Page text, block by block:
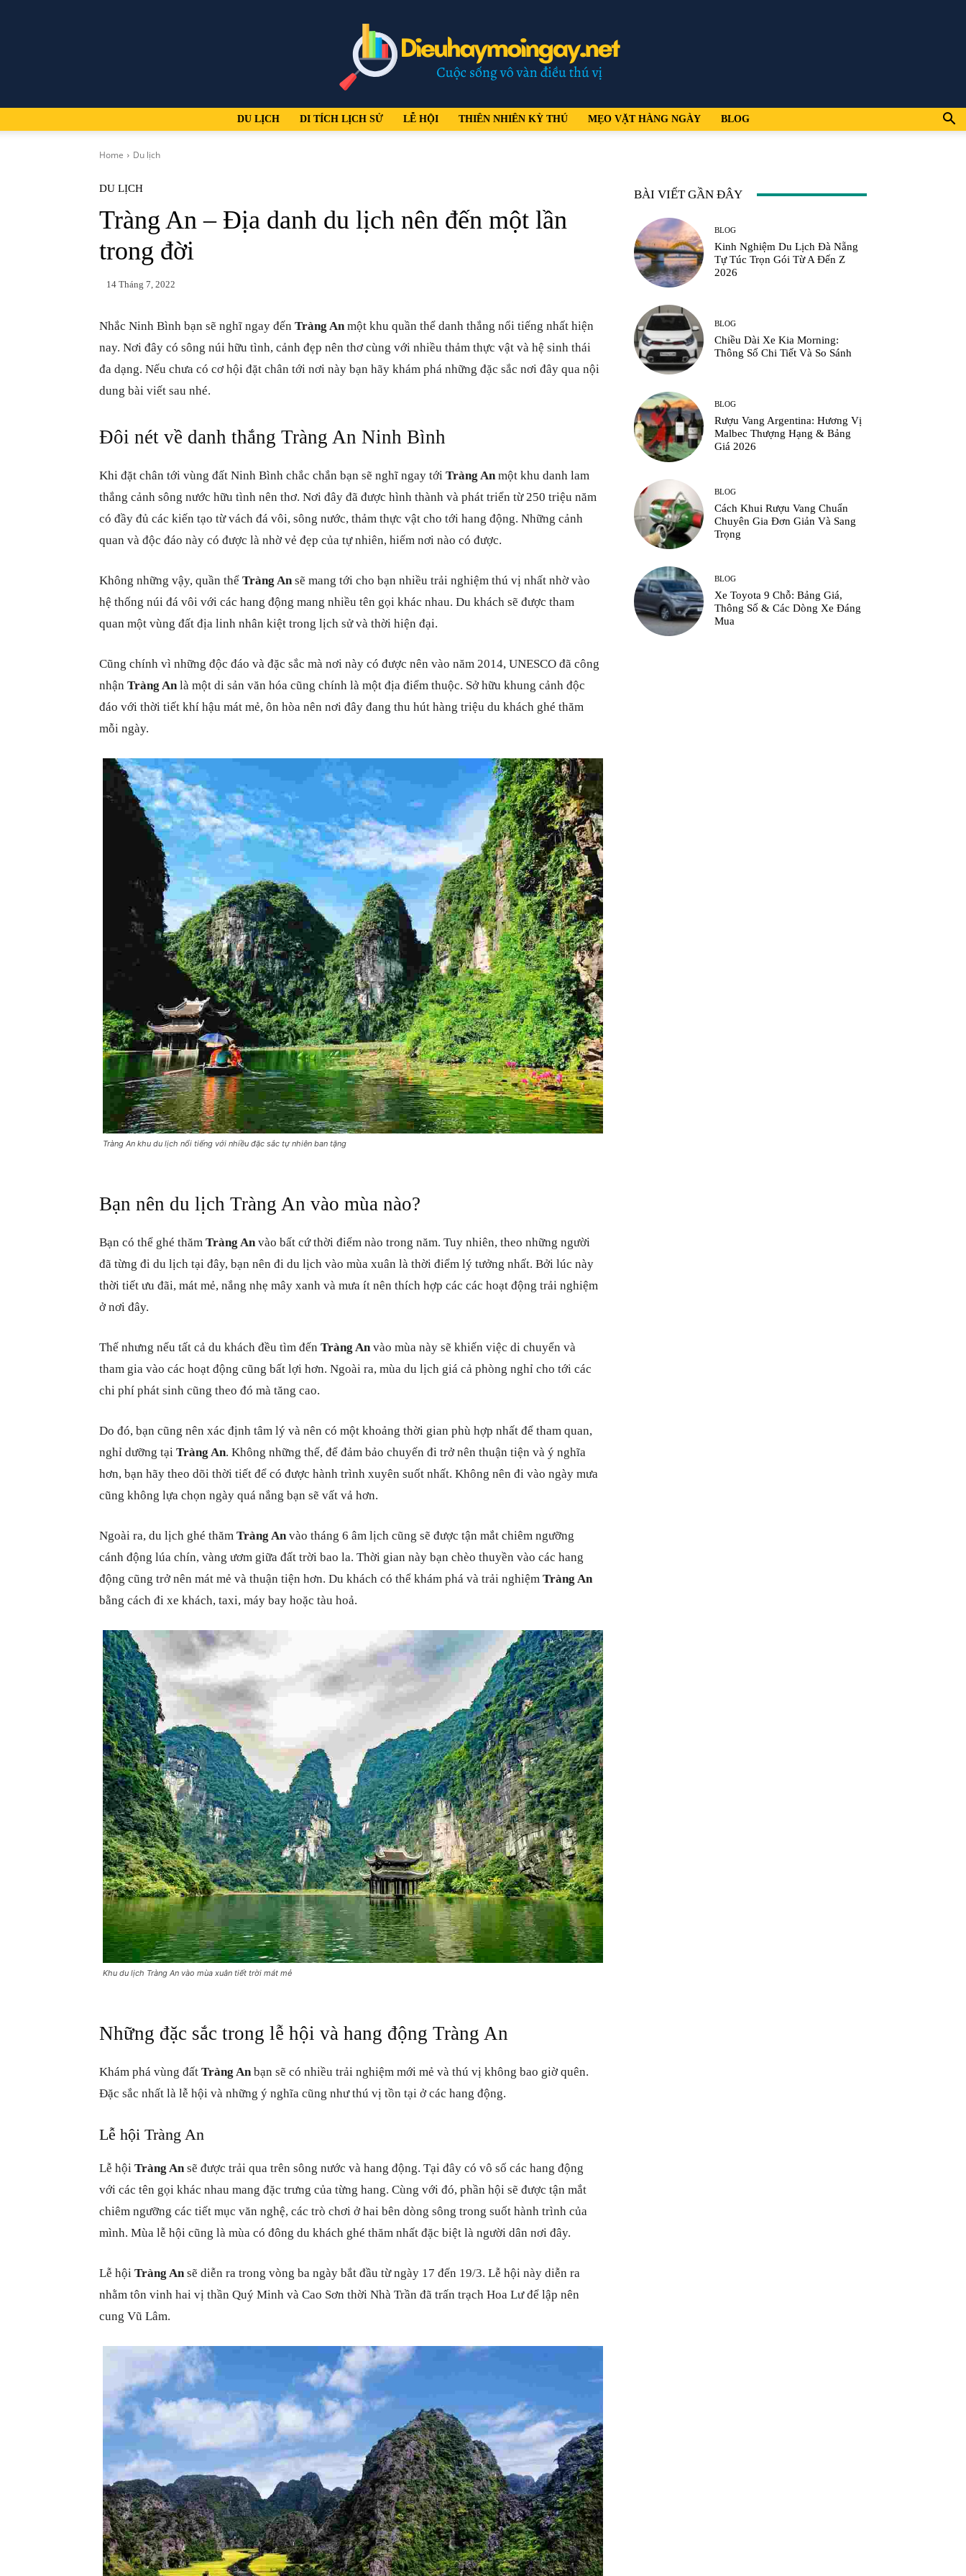
vô
điều
thú
vi
DU LỊCH DI TÍCH LỊCH SỬ LỄ HỘI THIÊN NHIÊN KỲ THÚ MẸO VẶT HÀNG NGÀY BLOG
Home Du lịch
DU LỊCH
Tràng An – Địa danh du lịch nên đến một lần
trong đời
14 Tháng 7, 2022
Nhắc Ninh Bình bạn sẽ nghĩ ngay đến Tràng An một khu quần thể danh thắng nổi tiếng nhất hiện
nay. Nơi đây có sông núi hữu tình, cảnh đẹp nên thơ cùng với nhiều thảm thực vật và hệ sinh thái
đa dạng. Nếu chưa có cơ hội đặt chân tới nơi này bạn hãy khám phá những đặc sắc nơi đây qua nội
dung bài viết sau nhé.
Đôi nét về danh thắng Tràng An Ninh Bình
Khi đặt chân tới vùng đất Ninh Bình chắc chắn bạn sẽ nghĩ ngay tới Tràng An một khu danh lam
thắng cảnh sông nước hữu tình nên thơ. Nơi đây đã được hình thành và phát triển từ 250 triệu năm
có đầy đủ các kiến tạo từ vách đá vôi, sông nước, thảm thực vật cho tới hang động. Những cảnh
quan và độc đáo này có được là nhờ vẻ đẹp của tự nhiên, hiếm nơi nào có được.
Không những vậy, quần thể Tràng An sẽ mang tới cho bạn nhiều trải nghiệm thú vị nhất nhờ vào
hệ thống núi đá vôi với các hang động mang nhiều tên gọi khác nhau. Du khách sẽ được tham
quan một vùng đất địa linh nhân kiệt trong lịch sử và thời hiện đại.
Cũng chính vì những độc đáo và đặc sắc mà nơi này có được nên vào năm 2014, UNESCO đã công
nhận Tràng An là một di sản văn hóa cũng chính là một địa điểm thuộc. Sở hữu khung cảnh độc
đáo với thời tiết khí hậu mát mẻ, ôn hòa nên nơi đây đang thu hút hàng triệu du khách ghé thăm
mỗi ngày.
Tràng An khu du lịch nổi tiếng với nhiều đặc sắc tự nhiên ban tặng
Bạn nên du lịch Tràng An vào mùa nào?
Bạn có thể ghé thăm Tràng An vào bất cứ thời điểm nào trong năm. Tuy nhiên, theo những người
đã từng đi du lịch tại đây, bạn nên đi du lịch vào mùa xuân là thời điểm lý tưởng nhất. Bởi lúc này
thời tiết ưu đãi, mát mẻ, nắng nhẹ mây xanh và mưa ít nên thích hợp các các hoạt động trải nghiệm
ở nơi đây.
Thế nhưng nếu tất cả du khách đều tìm đến Tràng An vào mùa này sẽ khiến việc di chuyển và
tham gia vào các hoạt động cũng bất lợi hơn. Ngoài ra, mùa du lịch giá cả phòng nghỉ cho tới các
chi phí phát sinh cũng theo đó mà tăng cao.
Do đó, bạn cũng nên xác định tâm lý và nên có một khoảng thời gian phù hợp nhất để tham quan,
nghỉ dưỡng tại Tràng An. Không những thế, để đảm bảo chuyến đi trở nên thuận tiện và ý nghĩa
hơn, bạn hãy theo dõi thời tiết để có được hành trình xuyên suốt nhất. Không nên đi vào ngày mưa
cũng không lựa chọn ngày quá nắng bạn sẽ vất vả hơn.
Ngoài ra, du lịch ghé thăm Tràng An vào tháng 6 âm lịch cũng sẽ được tận mắt chiêm ngưỡng
cánh động lúa chín, vàng ươm giữa đất trời bao la. Thời gian này bạn chèo thuyền vào các hang
động cũng trở nên mát mẻ và thuận tiện hơn. Du khách có thể khám phá và trải nghiệm Tràng An
bằng cách đi xe khách, taxi, máy bay hoặc tàu hoả.
Khu du lịch Tràng An vào mùa xuân tiết trời mát mẻ
Những đặc sắc trong lễ hội và hang động Tràng An
Khám phá vùng đất Tràng Anbạn sẽ có nhiều trải nghiệm mới mẻ và thú vị không bao giờ quên.
Đặc sắc nhất là lễ hội và những ý nghĩa cũng như thú vị tồn tại ở các hang động.
Lễ hội Tràng An
Lễ hội Tràng Ansẽ được trải qua trên sông nước và hang động. Tại đây có vô số các hang động
với các tên gọi khác nhau mang đặc trưng của từng hang. Cùng với đó, phần hội sẽ được tận mắt
chiêm ngưỡng các tiết mục văn nghệ, các trò chơi ở hai bên dòng sông trong suốt hành trình của
mình. Mùa lễ hội cũng là mùa có đông du khách ghé thăm nhất đặc biệt là người dân nơi đây.
Lễ hội Tràng Ansẽ diễn ra trong vòng ba ngày bắt đầu từ ngày 17 đến 19/3. Lễ hội này diễn ra
nhằm tôn vinh hai vị thần Quý Minh và Cao Sơn thời Nhà Trần đã trấn trạch Hoa Lư để lập nên
cung Vũ Lâm.
BÀI VIẾT GẦN ĐÂY
BLOG
Kinh Nghiệm Du Lịch Đà Nẵng
Tự Túc Trọn Gói Từ A Đến Z
2026
BLOG
Chiều Dài Xe Kia Morning:
Thông Số Chi Tiết Và So Sánh
BLOG
Rượu Vang Argentina: Hương Vị
Malbec Thượng Hạng & Bảng
Giá 2026
BLOG
Cách Khui Rượu Vang Chuẩn
Chuyên Gia Đơn Giản Và Sang
Trọng
BLOG
Xe Toyota 9 Chỗ: Bảng Giá,
Thông Số & Các Dòng Xe Đáng
Mua